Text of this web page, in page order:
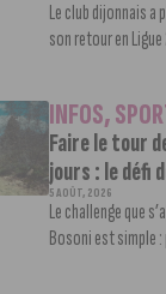
Le club dijonnais
son retour en Ligue
INFOS,
Faire le tour
jours : le défi
5 AOÛT, 2026
Le challenge que
Bosoni est simple